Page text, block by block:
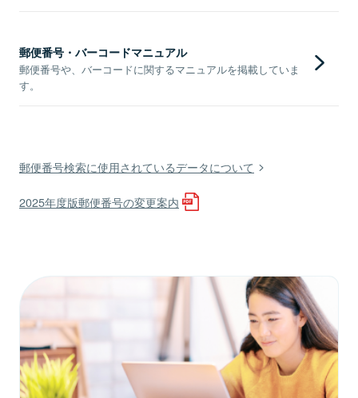
郵便番号・バーコードマニュアル
郵便番号や、バーコードに関するマニュアルを掲載していま
す。
郵便番号検索に使用されているデータについて
2025年度版郵便番号の変更案内